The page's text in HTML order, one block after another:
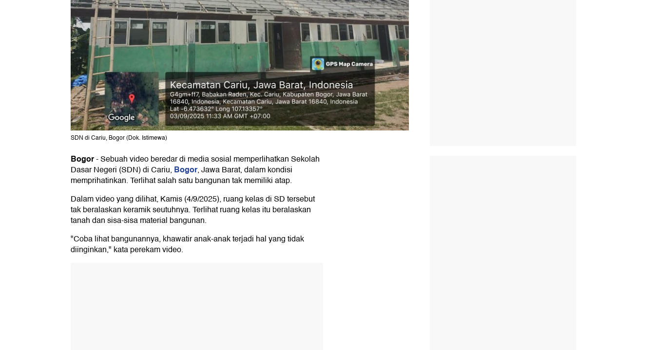
SDN di Cariu, Bogor (Dok. Istimewa)
Bogor-Sebuah video beredar di media sosial memperlihatkan Sekolah
Dasar Negeri (SDN) di Cariu, Bogor, Jawa Barat, dalam kondisi
memprihatinkan. Terlihat salah satu bangunan tak memiliki atap.
Dalam video yang dilihat, Kamis (4/9/2025), ruang kelas di SD tersebut
tak beralaskan keramik seutuhnya. Terlihat ruang kelas itu beralaskan
tanah dan sisa-sisa material bangunan.
"Coba lihat bangunannya, khawatir anak-anak terjadi hal yang tidak
diinginkan," kata perekam video.